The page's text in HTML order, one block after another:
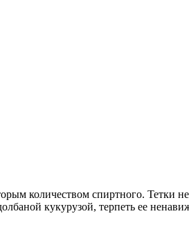
количеством спиртного. Тетки
кукурузой, терпеть ее